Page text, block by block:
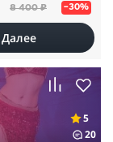
8 400 ₽ –30%
Далее
5
20